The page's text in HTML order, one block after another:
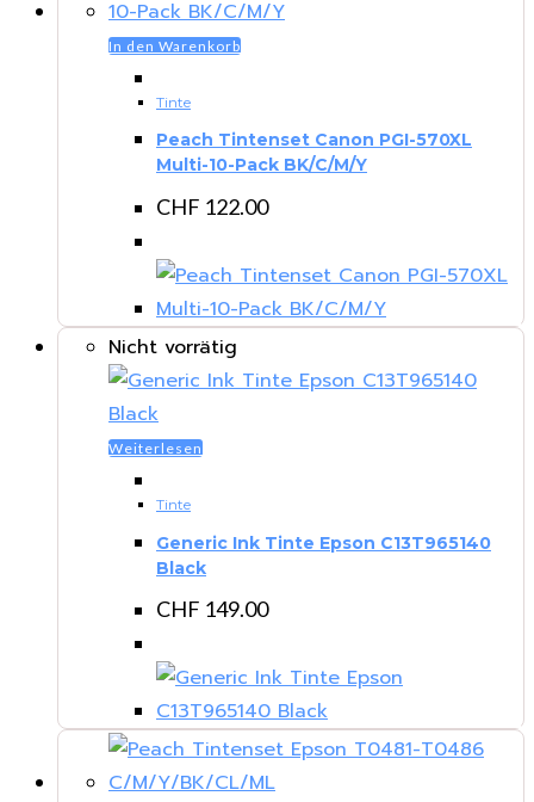
In den Warenkorb
Tinte
Peach Tintenset Canon PGI-570XL
Multi-10-Pack BK/C/M/Y
CHF 122.00
Nicht vorrätig
Weiterlesen
Tinte
Generic Ink Tinte Epson C13T965140
Black
CHF 149.00